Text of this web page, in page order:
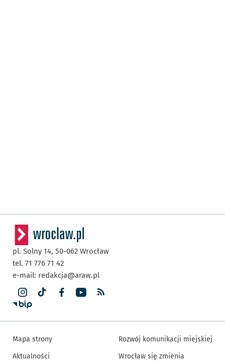
pl. Solny 14, 50-062 Wrocław
tel. 71 776 71 42
e-mail: redakcja@araw.pl
Mapa strony
Aktualności
Rozwój komunikacji miejskiej
Wrocław się zmienia